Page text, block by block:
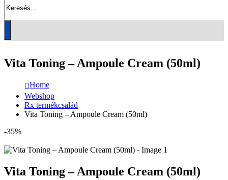
Vita Toning – Ampoule Cream (50ml)
Home
Webshop
Rx termékcsalád
Vita Toning – Ampoule Cream (50ml)
-35%
Vita Toning – Ampoule Cream (50ml)